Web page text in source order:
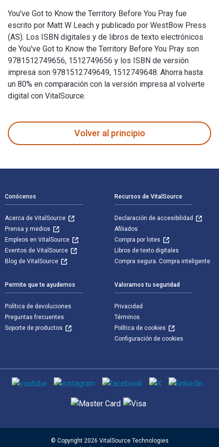
You've Got to Know the Territory Before You Pray fue
escrito por Matt W Leach y publicado por WestBow Press
(AS). Los ISBN digitales y de libros de texto electrónicos
de You've Got to Know the Territory Before You Pray son
9781512749656, 1512749656 y los ISBN de versión
impresa son 9781512749649, 1512749648. Ahorra hasta
un 80% en comparación con la versión impresa al volverte
digital con VitalSource.
Volver al principio
Conócenos
Acerca de VitalSource
Prensa y medios
Empleos en VitalSource
Eventos de VitalSource
Blog de VitalSource
Recursos de VitalSource
Declaración de accesibilidad
Afiliados
Compra por lotes
Libros de texto digitales
Compra segura. Compra inteligente
Permite que te ayudemos
Política de devoluciones
Preguntas frecuentes
Soporte de productos
Valoramos tu seguridad
Privacidad
Términos
Política de cookies
Configuración de cookies
Medios de comunicación social
Métodos de pago admitidos
© Copyright 2026 VitalSource Technologies